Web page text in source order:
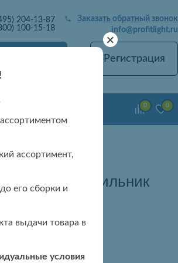
204-13-87
100-15-18
Заказать обратный звонок
info@profitlight.ru
Регистрация
0 0
светильник
узнать цену
+
ассортимент,
его сборки и
выдачи товара в
условия